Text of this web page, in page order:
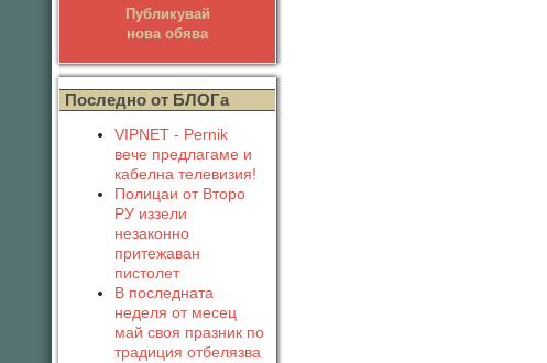
Публикувай
нова обява
Последно от БЛОГа
VIPNET - Pernik
вече предлагаме и
кабелна телевизия!
Полицаи от Второ
РУ иззели
незаконно
притежаван
пистолет
В последната
неделя от месец
май своя празник по
традиция отбелязва